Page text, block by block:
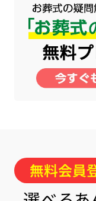
無料会員